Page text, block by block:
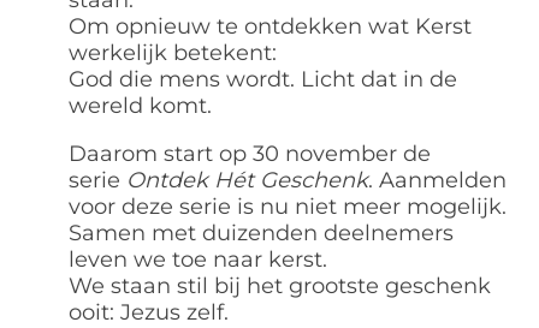
Om opnieuw te ontdekken wat Kerst
werkelijk betekent:
God die mens wordt. Licht dat in de
wereld komt.
Daarom start op 30 november de
serie Ontdek Hét Geschenk. Aanmelden
voor deze serie is nu niet meer mogelijk.
Samen met duizenden deelnemers
leven we toe naar kerst.
We staan stil bij het grootste geschenk
ooit: Jezus zelf.